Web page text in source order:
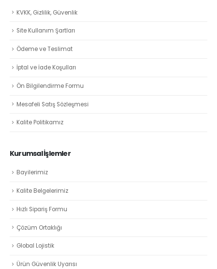
KVKK, Gizlilik, Güvenlik
Site Kullanım Şartları
Ödeme ve Teslimat
İptal ve İade Koşulları
Ön Bilgilendirme Formu
Mesafeli Satış Sözleşmesi
Kalite Politikamız
Kurumsal İşlemler
Bayilerimiz
Kalite Belgelerimiz
Hızlı Sipariş Formu
Çözüm Ortaklığı
Global Lojistik
Ürün Güvenlik Uyarısı